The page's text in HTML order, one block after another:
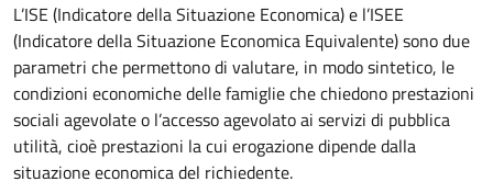
L’ISE (Indicatore della Situazione Economica) e l’ISEE
(Indicatore della Situazione Economica Equivalente) sono due
parametri che permettono di valutare, in modo sintetico, le
condizioni economiche delle famiglie che chiedono prestazioni
sociali agevolate o l’accesso agevolato ai servizi di pubblica
utilità, cioè prestazioni la cui erogazione dipende dalla
situazione economica del richiedente.